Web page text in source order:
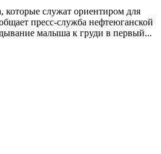
которые служат ориентиром для
пресс-служба нефтеюганской
малыша к груди в первый...